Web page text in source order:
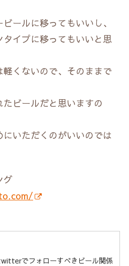
ールに移ってもいいし、
イプに移ってもいいと思
くないので、そのままで
ビールだと思いますの
いただくのがいいのでは
グ
でフォローすべきビール関係